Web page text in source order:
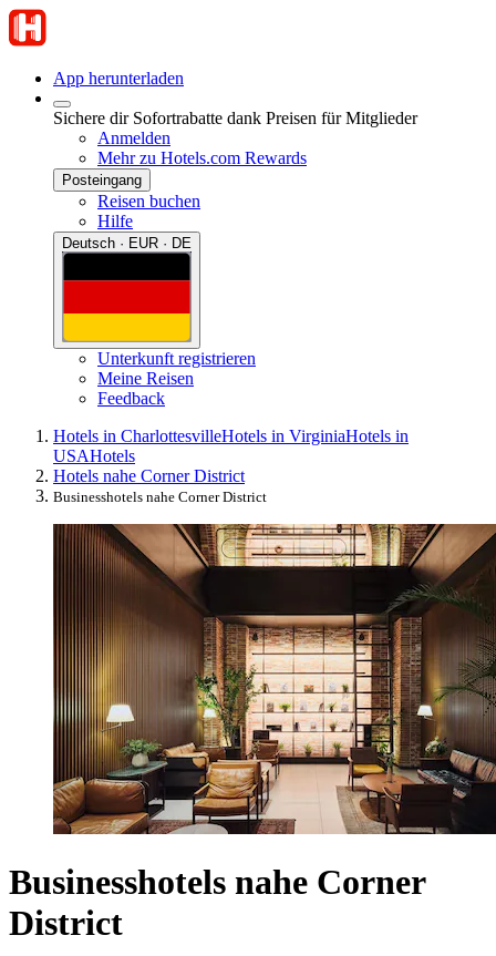
App herunterladen
Sichere dir Sofortrabatte dank Preisen für Mitglieder
Anmelden
Mehr zu Hotels.com Rewards
Posteingang
Reisen buchen
Hilfe
Deutsch · EUR · DE
Unterkunft registrieren
Meine Reisen
Feedback
Hotels in CharlottesvilleHotels in VirginiaHotels in
USAHotels
Hotels nahe Corner District
Businesshotels nahe Corner District
Businesshotels nahe Corner
District